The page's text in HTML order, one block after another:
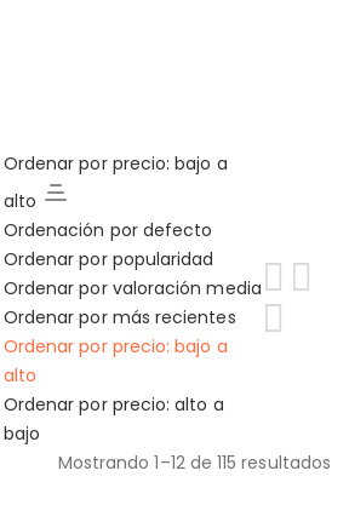
Ordenar por precio: bajo a
alto
Ordenación por defecto
Ordenar por popularidad
Ordenar por valoración media
Ordenar por más recientes
Ordenar por precio: bajo a
alto
Ordenar por precio: alto a
bajo
Mostrando 1–12 de 115 resultados